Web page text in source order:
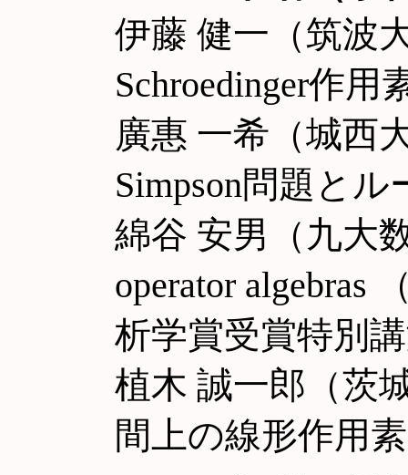
伊藤 健一（筑波
Schroedinger作用
廣惠 一希（城西
Simpson問題とル
綿谷 安男（九大
operator algebras
析学賞受賞特別
植木 誠一郎（茨
間上の線形作用素